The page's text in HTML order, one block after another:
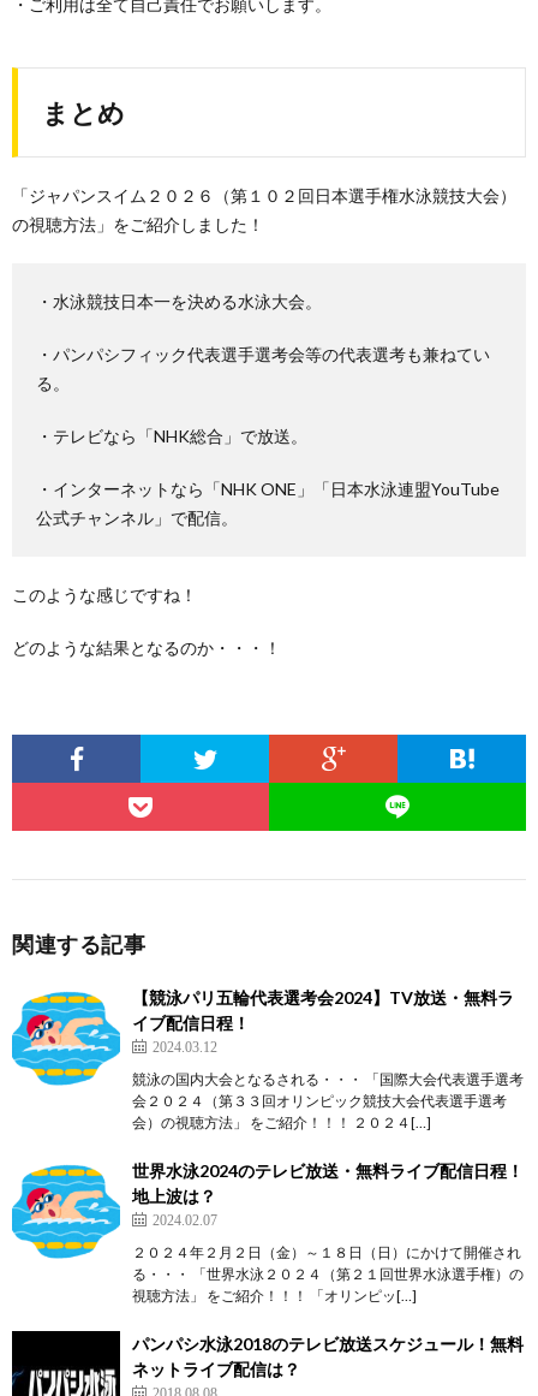
・ご利用は全て自己責任でお願いします。
まとめ
「ジャパンスイム２０２６（第１０２回日本選手権水泳競技大会）
の視聴方法」をご紹介しました！
・水泳競技日本一を決める水泳大会。
・パンパシフィック代表選手選考会等の代表選考も兼ねてい
る。
・テレビなら「NHK総合」で放送。
・インターネットなら「NHK ONE」「日本水泳連盟YouTube
公式チャンネル」で配信。
このような感じですね！
どのような結果となるのか・・・！
関連する記事
【競泳パリ五輪代表選考会2024】TV放送・無料ラ
イブ配信日程！
2024.03.12
競泳の国内大会となるされる・・・ 「国際大会代表選手選考
会２０２４（第３３回オリンピック競技大会代表選手選考
会）の視聴方法」 をご紹介！！！ ２０２４[…]
世界水泳2024のテレビ放送・無料ライブ配信日程！
地上波は？
2024.02.07
２０２４年２月２日（金）～１８日（日）にかけて開催され
る・・・ 「世界水泳２０２４（第２１回世界水泳選手権）の
視聴方法」 をご紹介！！！ 「オリンピッ[…]
パンパシ水泳2018のテレビ放送スケジュール！無料
ネットライブ配信は？
2018.08.08